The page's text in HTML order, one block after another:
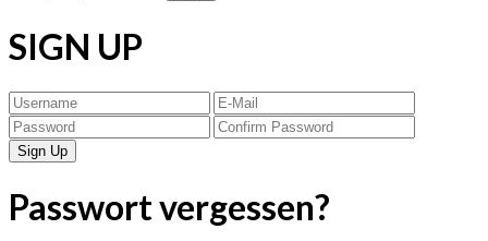
SIGN UP
Passwort vergessen?